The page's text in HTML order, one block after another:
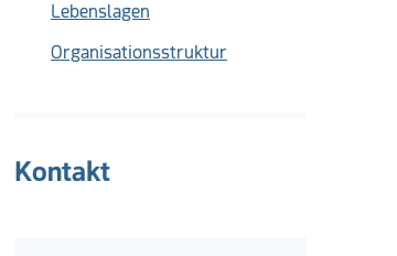
Lebenslagen
Organisationsstruktur
Kontakt